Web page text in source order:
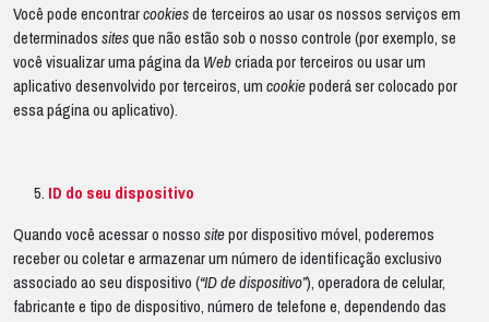
Você pode encontrarcookiesde terceiros ao usar os nossos serviços em
determinadossitesque não estão sob o nosso controle (por exemplo, se
você visualizar uma página daWebcriada por terceiros ou usar um
aplicativo desenvolvido por terceiros, umcookiepoderá ser colocado por
essa página ou aplicativo).
ID do seu dispositivo
Quando você acessar o nossositepor dispositivo móvel, poderemos
receber ou coletar e armazenar um número de identificação exclusivo
associado ao seu dispositivo (“ID de dispositivo”), operadora de celular,
fabricante e tipo de dispositivo, número de telefone e, dependendo das